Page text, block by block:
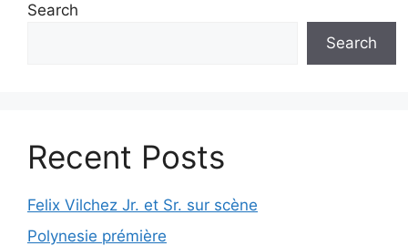
Search
Search
Recent Posts
Felix Vilchez Jr. et Sr. sur scène
Polynesie prémière